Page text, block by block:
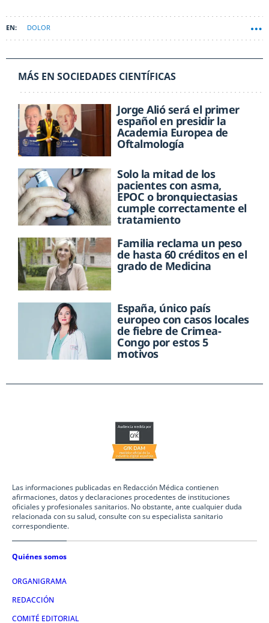
DOLOR
MÁS EN SOCIEDADES CIENTÍFICAS
Jorge Alió será el primer
español en presidir la
Academia Europea de
Oftalmología
Solo la mitad de los
pacientes con asma,
EPOC o bronquiectasias
cumple correctamente el
tratamiento
Familia reclama un peso
de hasta 60 créditos en el
grado de Medicina
España, único país
europeo con casos locales
de fiebre de Crimea-
Congo por estos 5
motivos
Las informaciones publicadas en Redacción Médica contienen
afirmaciones, datos y declaraciones procedentes de instituciones
oficiales y profesionales sanitarios. No obstante, ante cualquier duda
relacionada con su salud, consulte con su especialista sanitario
correspondiente.
Quiénes somos
ORGANIGRAMA
REDACCIÓN
COMITÉ EDITORIAL